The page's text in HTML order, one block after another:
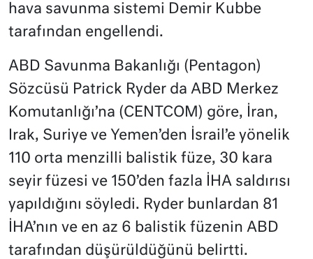
hava savunma sistemi Demir Kubbe
tarafından engellendi.
ABD Savunma Bakanlığı (Pentagon)
Sözcüsü Patrick Ryder da ABD Merkez
Komutanlığı’na (CENTCOM) göre, İran,
Irak, Suriye ve Yemen’den İsrail’e yönelik
110 orta menzilli balistik füze, 30 kara
seyir füzesi ve 150’den fazla İHA saldırısı
yapıldığını söyledi. Ryder bunlardan 81
İHA’nın ve en az 6 balistik füzenin ABD
tarafından düşürüldüğünü belirtti.